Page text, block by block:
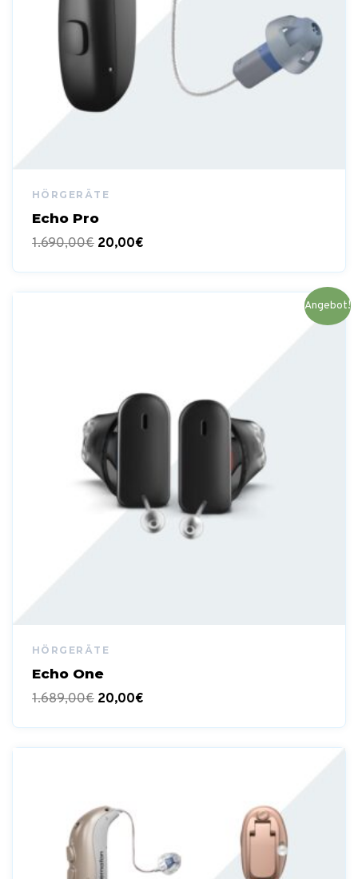
Echo Pro
1.690,00€ 20,00€
Angebot!
Echo One
1.689,00€ 20,00€